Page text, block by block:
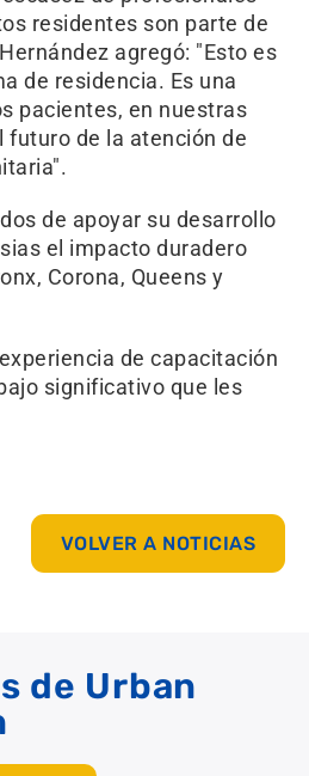
residentes son parte de
agregó: "Esto es
de residencia. Es una
pacientes, en nuestras
futuro de la atención de
de apoyar su desarrollo
el impacto duradero
Corona, Queens y
de capacitación
significativo que les
VOLVER A NOTICIAS
de Urban